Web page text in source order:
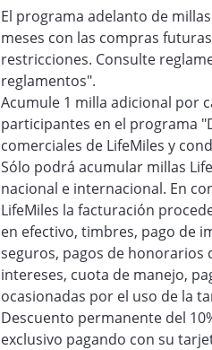
El programa adelanto de
meses con las compras
restricciones. Consulte
reglamentos".
Acumule 1 milla adicional por
participantes en el programa
comerciales de LifeMiles y
Sólo podrá acumular millas
nacional e internacional. En
LifeMiles la facturación
en efectivo, timbres, pago de
seguros, pagos de honorarios
intereses, cuota de manejo,
ocasionadas por el uso de la
Descuento permanente del
exclusivo pagando con su